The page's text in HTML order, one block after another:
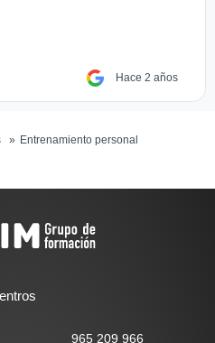
Hace 2 años
Entrenamiento personal
965 209 966